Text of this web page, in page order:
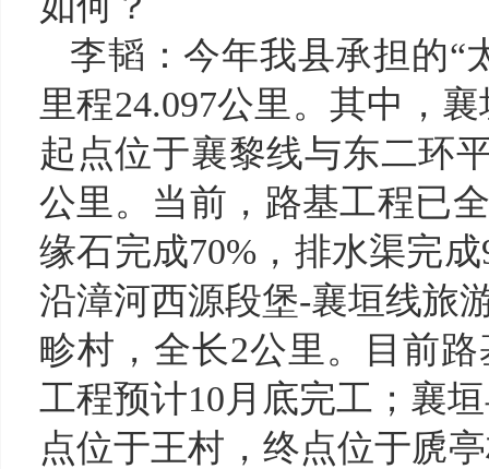
李韬 ： 今年我县承担的“
里程24.097公里。其中，
起点位于襄黎线与东二环
公里。当前，路基工程已
缘石完成70%，排水渠完
沿漳河西源段堡-襄垣线旅
畛村，全长2公里。目前
工程预计10月底完工；襄
点位于王村，终点位于虒